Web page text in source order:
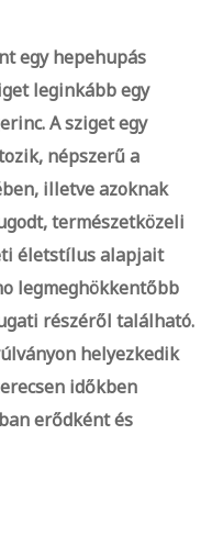
egy hepehupás
leginkább egy
A sziget egy
népszerű a
illetve azoknak
természetközeli
életstílus alapjait
legmeghökkentőbb
részéről található.
helyezkedik
időkben
erődként és